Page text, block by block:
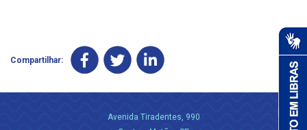
Compartilhar:
Avenida Tiradentes, 990